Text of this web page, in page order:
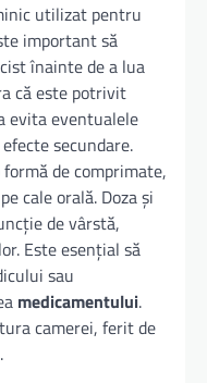
utilizat pentru
important să
înainte de a lua
că este potrivit
evita eventualele
secundare.
de comprimate,
cale orală. Doza și
de vârstă,
Este esențial să
sau
medicamentului.
camerei, ferit de